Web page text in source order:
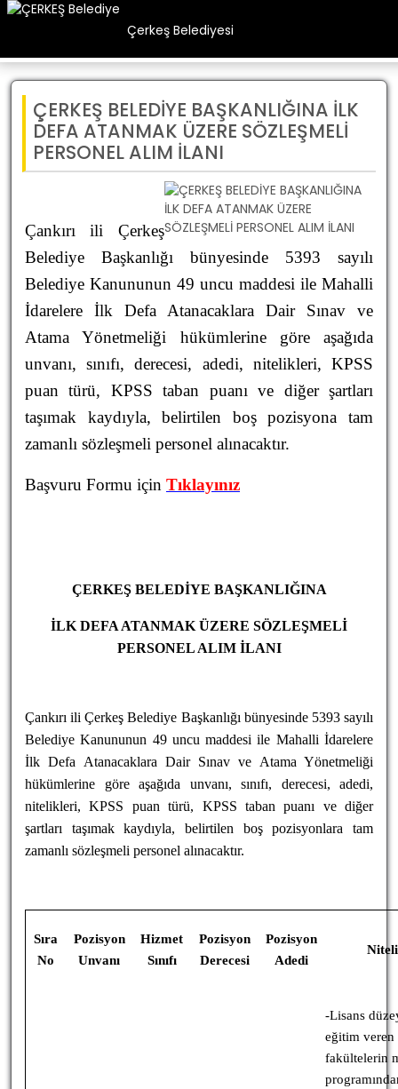
Çerkeş Belediyesi
ÇERKEŞ BELEDİYE BAŞKANLIĞINA İLK
DEFA ATANMAK ÜZERE SÖZLEŞMELİ
PERSONEL ALIM İLANI
Çankırı ili Çerkeş
Belediye Başkanlığı bünyesinde 5393 sayılı
Belediye Kanununun 49 uncu maddesi ile Mahalli
İdarelere İlk Defa Atanacaklara Dair Sınav ve
Atama Yönetmeliği hükümlerine göre aşağıda
unvanı, sınıfı, derecesi, adedi, nitelikleri, KPSS
puan türü, KPSS taban puanı ve diğer şartları
taşımak kaydıyla, belirtilen boş pozisyona tam
zamanlı sözleşmeli personel alınacaktır.
Başvuru Formu için Tıklayınız
ÇERKEŞ BELEDİYE BAŞKANLIĞINA
İLK DEFA ATANMAK ÜZERE SÖZLEŞMELİ
PERSONEL ALIM İLANI
Çankırı ili Çerkeş Belediye Başkanlığı bünyesinde 5393 sayılı
Belediye Kanununun 49 uncu maddesi ile Mahalli İdarelere
İlk Defa Atanacaklara Dair Sınav ve Atama Yönetmeliği
hükümlerine göre aşağıda unvanı, sınıfı, derecesi, adedi,
nitelikleri, KPSS puan türü, KPSS taban puanı ve diğer
şartları taşımak kaydıyla, belirtilen boş pozisyonlara tam
zamanlı sözleşmeli personel alınacaktır.
Sıra
No
Pozisyon
Unvanı
Hizmet
Sınıfı
Pozisyon
Derecesi
Pozisyon
Adedi
-Lisans
eğitim veren
fakültelerin